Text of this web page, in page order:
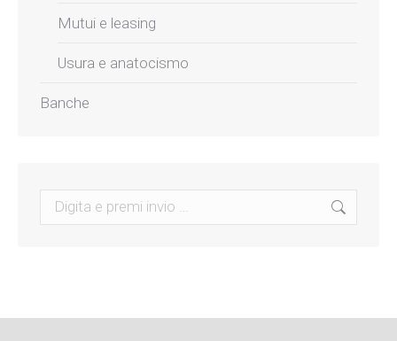
Mutui e leasing
Usura e anatocismo
Banche
Search: